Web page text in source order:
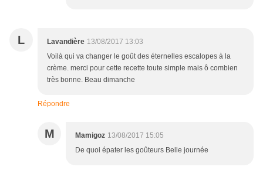
L Lavandière 13/08/2017 13:03
Voilà qui va changer le goût des éternelles escalopes à la
crème. merci pour cette recette toute simple mais ô combien
très bonne. Beau dimanche
Répondre
M Mamigoz 13/08/2017 15:05
De quoi épater les goûteurs Belle journée